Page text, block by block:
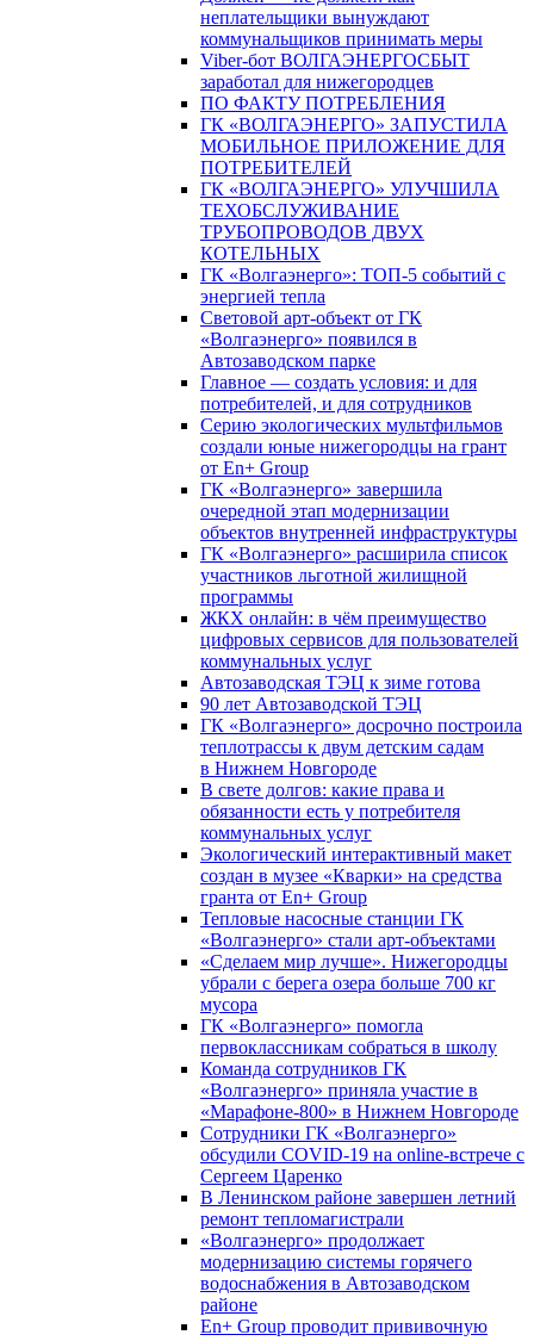
неплательщики вынуждают
коммунальщиков принимать меры
Viber-бот ВОЛГАЭНЕРГОСБЫТ
заработал для нижегородцев
ПО ФАКТУ ПОТРЕБЛЕНИЯ
ГК «ВОЛГАЭНЕРГО» ЗАПУСТИЛА
МОБИЛЬНОЕ ПРИЛОЖЕНИЕ ДЛЯ
ПОТРЕБИТЕЛЕЙ
ГК «ВОЛГАЭНЕРГО» УЛУЧШИЛА
ТЕХОБСЛУЖИВАНИЕ
ТРУБОПРОВОДОВ ДВУХ
КОТЕЛЬНЫХ
ГК «Волгаэнерго»: ТОП-5 событий с
энергией тепла
Световой арт-объект от ГК
«Волгаэнерго» появился в
Автозаводском парке
Главное — создать условия: и для
потребителей, и для сотрудников
Серию экологических мультфильмов
создали юные нижегородцы на грант
от En+ Group
ГК «Волгаэнерго» завершила
очередной этап модернизации
объектов внутренней инфраструктуры
ГК «Волгаэнерго» расширила список
участников льготной жилищной
программы
ЖКХ онлайн: в чём преимущество
цифровых сервисов для пользователей
коммунальных услуг
Автозаводская ТЭЦ к зиме готова
90 лет Автозаводской ТЭЦ
ГК «Волгаэнерго» досрочно построила
теплотрассы к двум детским садам
в Нижнем Новгороде
В свете долгов: какие права и
обязанности есть у потребителя
коммунальных услуг
Экологический интерактивный макет
создан в музее «Кварки» на средства
гранта от En+ Group
Тепловые насосные станции ГК
«Волгаэнерго» стали арт-объектами
«Сделаем мир лучше». Нижегородцы
убрали с берега озера больше 700 кг
мусора
ГК «Волгаэнерго» помогла
первоклассникам собраться в школу
Команда сотрудников ГК
«Волгаэнерго» приняла участие в
«Марафоне-800» в Нижнем Новгороде
Сотрудники ГК «Волгаэнерго»
обсудили COVID-19 на online-встрече с
Сергеем Царенко
В Ленинском районе завершен летний
ремонт тепломагистрали
«Волгаэнерго» продолжает
модернизацию системы горячего
водоснабжения в Автозаводском
районе
En+ Group проводит прививочную